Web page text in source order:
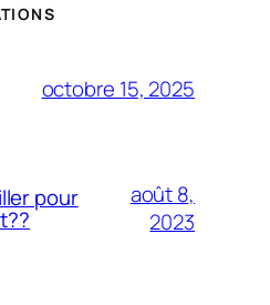
octobre 15, 2025
pour
août 8,
2023